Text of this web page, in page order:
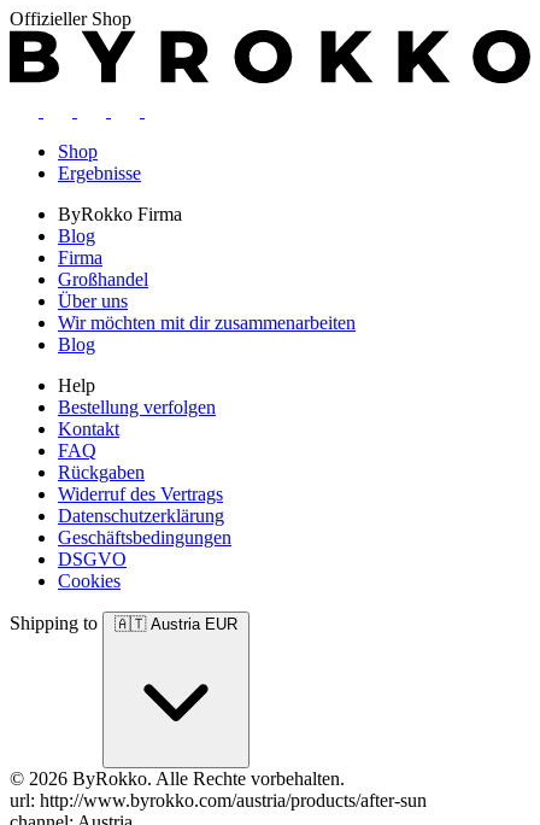
Offizieller Shop
Shop
Ergebnisse
ByRokko Firma
Blog
Firma
Großhandel
Über uns
Wir möchten mit dir zusammenarbeiten
Blog
Help
Bestellung verfolgen
Kontakt
FAQ
Rückgaben
Widerruf des Vertrags
Datenschutzerklärung
Geschäftsbedingungen
DSGVO
Cookies
Shipping to 🇦🇹 Austria EUR
© 2026 ByRokko. Alle Rechte vorbehalten.
url: http://www.byrokko.com/austria/products/after-sun